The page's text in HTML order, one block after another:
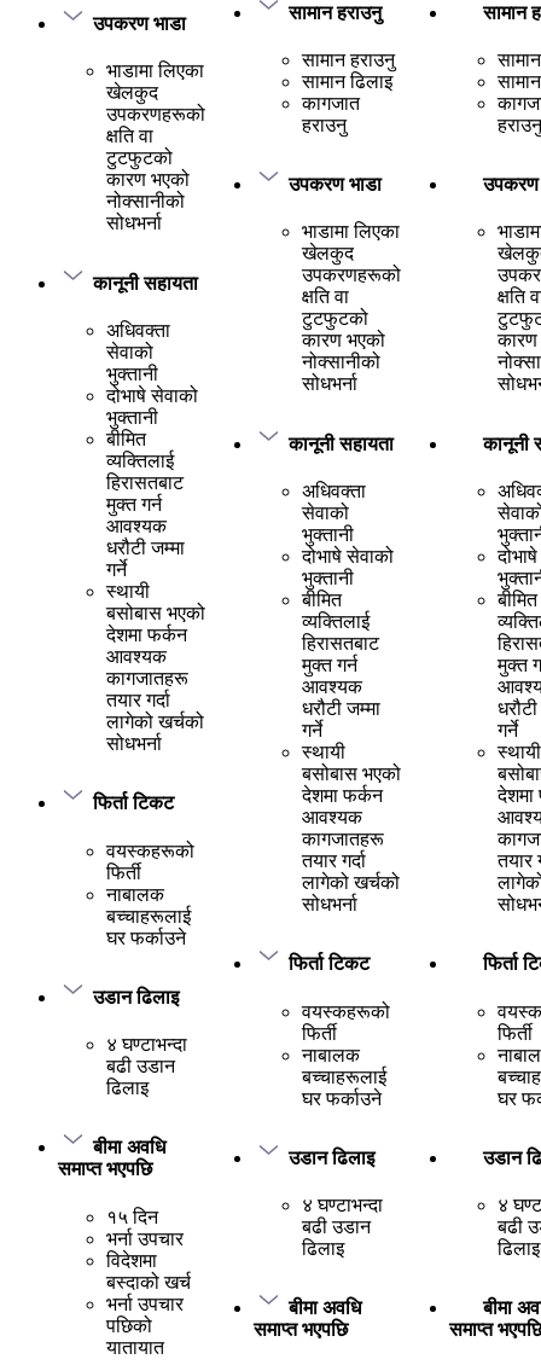
उपकरण भाडा
भाडामा लिएका
खेलकुद
उपकरणहरूको
क्षति वा
टुटफुटको
कारण भएको
नोक्सानीको
सोधभर्ना
कानूनी सहायता
अधिवक्ता
सेवाको
भुक्तानी
दोभाषे सेवाको
भुक्तानी
बीमित
व्यक्तिलाई
हिरासतबाट
मुक्त गर्न
आवश्यक
धरौटी जम्मा
गर्ने
स्थायी
बसोबास भएको
देशमा फर्कन
आवश्यक
कागजातहरू
तयार गर्दा
लागेको खर्चको
सोधभर्ना
फिर्ता टिकट
वयस्कहरूको
फिर्ती
नाबालक
बच्चाहरूलाई
घर फर्काउने
उडान ढिलाइ
४ घण्टाभन्दा
बढी उडान
ढिलाइ
बीमा अवधि
समाप्त भएपछि
१५ दिन
भर्ना उपचार
विदेशमा
बस्दाको खर्च
भर्ना उपचार
पछिको
यातायात
सामान हराउनु
सामान हराउनु
सामान ढिलाइ
कागजात
हराउनु
उपकरण भाडा
भाडामा लिएका
खेलकुद
उपकरणहरूको
क्षति वा
टुटफुटको
कारण भएको
नोक्सानीको
सोधभर्ना
कानूनी सहायता
अधिवक्ता
सेवाको
भुक्तानी
दोभाषे सेवाको
भुक्तानी
बीमित
व्यक्तिलाई
हिरासतबाट
मुक्त गर्न
आवश्यक
धरौटी जम्मा
गर्ने
स्थायी
बसोबास भएको
देशमा फर्कन
आवश्यक
कागजातहरू
तयार गर्दा
लागेको खर्चको
सोधभर्ना
फिर्ता टिकट
वयस्कहरूको
फिर्ती
नाबालक
बच्चाहरूलाई
घर फर्काउने
उडान ढिलाइ
४ घण्टाभन्दा
बढी उडान
ढिलाइ
बीमा अवधि
समाप्त भएपछि
सामान
हराउनु
उपकरण
क्षति
कारण
कानूनी
बीमित
मुक्त
गर्ने
स्थायी
देशमा
तयार
फिर्ता
फिर्ती
घर
उडान
४
बढी
ढिलाइ
बीमा
समाप्त